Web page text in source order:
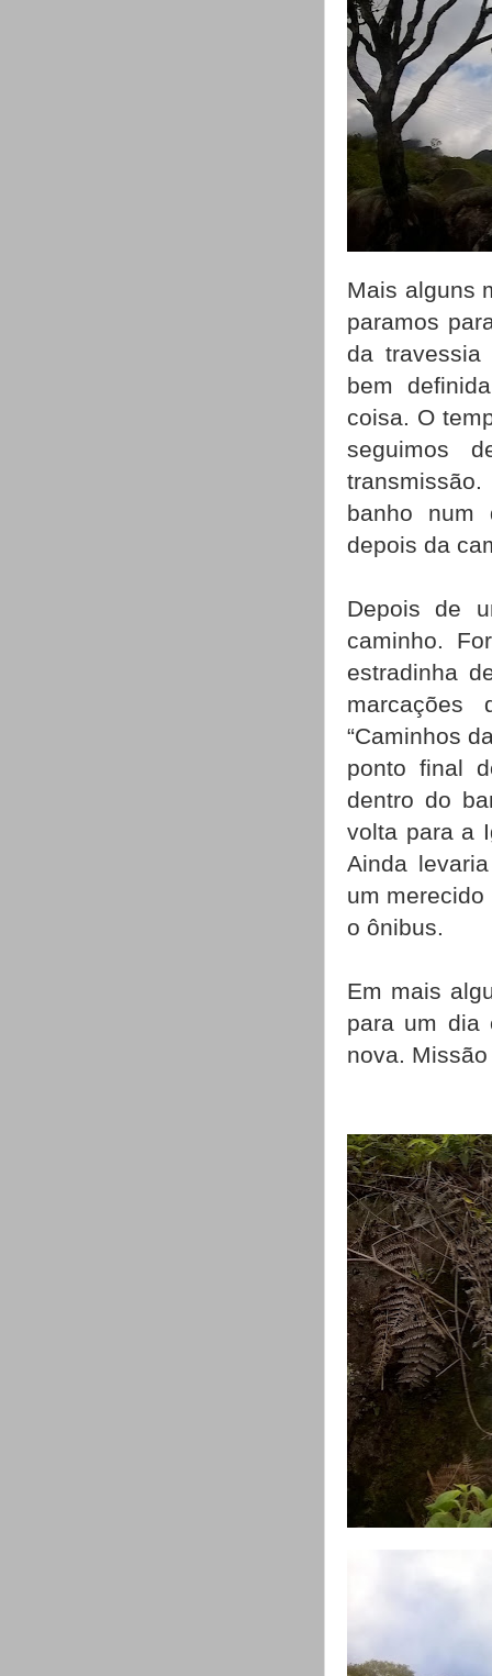
Mais alguns
paramos
da travessia
bem
coisa. O
seguimos
banho num
depois da
Depois de
caminho.
estradinha
“Caminhos
ponto final
dentro do
volta para a
Ainda
um
o ônibus.
Em mais
para um dia
nova.